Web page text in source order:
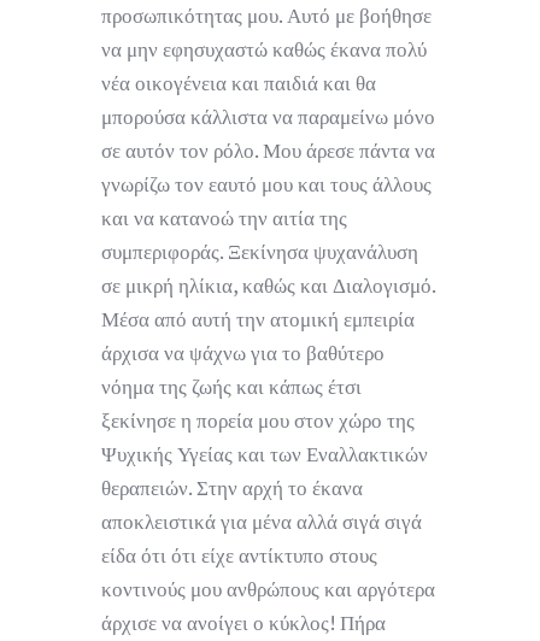
προσωπικότητας μου. Αυτό με βοήθησε
να μην εφησυχαστώ καθώς έκανα πολύ
νέα οικογένεια και παιδιά και θα
μπορούσα κάλλιστα να παραμείνω μόνο
σε αυτόν τον ρόλο. Μου άρεσε πάντα να
γνωρίζω τον εαυτό μου και τους άλλους
και να κατανοώ την αιτία της
συμπεριφοράς. Ξεκίνησα ψυχανάλυση
σε μικρή ηλίκια, καθώς και Διαλογισμό.
Μέσα από αυτή την ατομική εμπειρία
άρχισα να ψάχνω για το βαθύτερο
νόημα της ζωής και κάπως έτσι
ξεκίνησε η πορεία μου στον χώρο της
Ψυχικής Υγείας και των Εναλλακτικών
θεραπειών. Στην αρχή το έκανα
αποκλειστικά για μένα αλλά σιγά σιγά
είδα ότι ότι είχε αντίκτυπο στους
κοντινούς μου ανθρώπους και αργότερα
άρχισε να ανοίγει ο κύκλος! Πήρα